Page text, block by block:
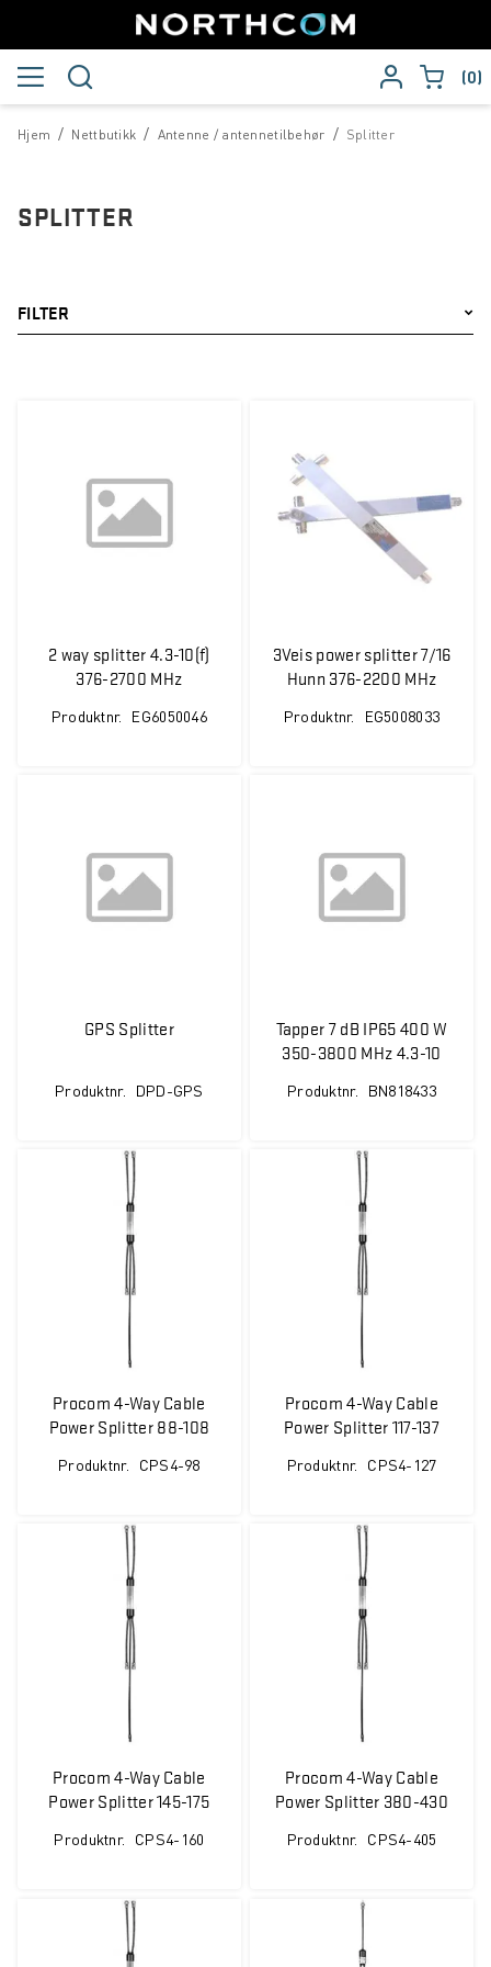
0
/
Hjem /
Nettbutikk /
Antenne / antennetilbehør Splitter
SPLITTER
FILTER
2 way splitter 4.3-10(f)
376-2700 MHz
Produktnr. EG6050046
3Veis power splitter 7/16
Hunn 376-2200 MHz
Produktnr. EG5008033
GPS Splitter
Produktnr. DPD-GPS
Tapper 7 dB IP65 400 W
350-3800 MHz 4.3-10
Produktnr. BN818433
Procom 4-Way Cable
Power Splitter 88-108
Produktnr. CPS4-98
Procom 4-Way Cable
Power Splitter 117-137
Produktnr. CPS4-127
Procom 4-Way Cable
Power Splitter 145-175
Produktnr. CPS4-160
Procom 4-Way Cable
Power Splitter 380-430
Produktnr. CPS4-405